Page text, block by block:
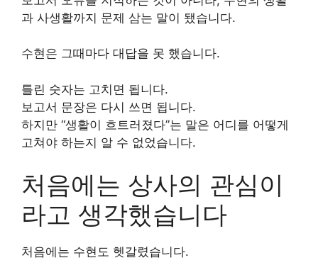
과 사생활까지 문제 삼는 말이 됐습니다.
수현은 그때마다 대답을 못 했습니다.
틀린 숫자는 고치면 됩니다.
보고서 문장은 다시 쓰면 됩니다.
하지만 “생활이 흐트러졌다”는 말은 어디를 어떻게
고쳐야 하는지 알 수 없었습니다.
처음에는 상사의 관심이
라고 생각했습니다
처음에는 수현도 헷갈렸습니다.